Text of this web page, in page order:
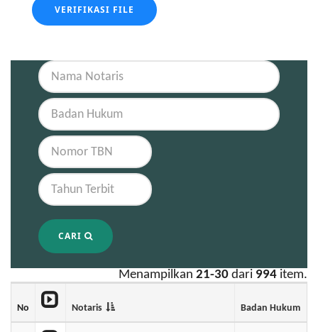
VERIFIKASI FILE
CARI
Menampilkan 21-30 dari 994 item.
No Notaris Badan Hukum